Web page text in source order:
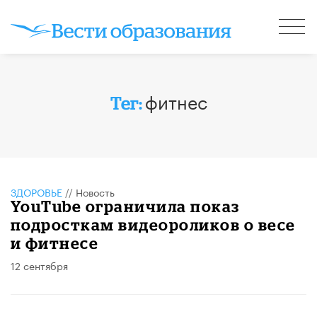
Тег:фитнес
ЗДОРОВЬЕ // Новость
YouTube ограничила показ
подросткам видеороликов о весе
и фитнесе
12 сентября